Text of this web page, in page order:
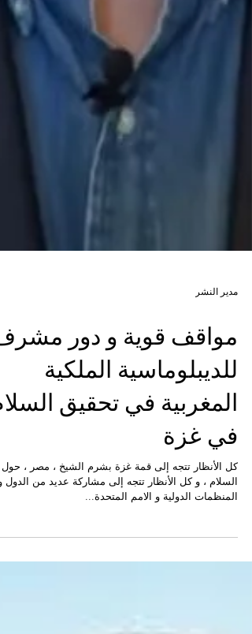
مدير النشر
مواقف قوية و دور
للديبلوماسية الملكية
المغربية في تحقيق
في غزة
كل الأنظار تتجه إلى قمة غزة بشرم الشيخ ، مصر ، حول
المنظمات الدولية و الامم المتحدة...